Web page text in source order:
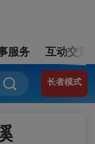
服务 互动交流
长者模式